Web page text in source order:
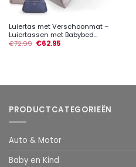
Luiertas met Verschoonmat –
Luiertassen met Babybed...
€72.99 €62.95
PRODUCTCATEGORIEËN
Auto & Motor
Baby en Kind